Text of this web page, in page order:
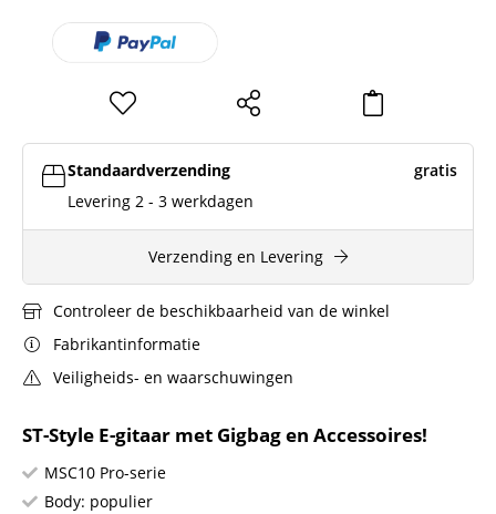
ST-Style E-gitaar met Gigbag en Accessoires!
MSC10 Pro-serie
Body: populier
Standaardverzending
gratis
Levering 2 - 3 werkdagen
Verzending en Levering
Controleer de beschikbaarheid van de winkel
Fabrikantinformatie
Veiligheids- en waarschuwingen